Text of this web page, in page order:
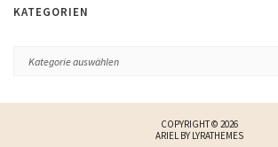
KATEGORIEN
COPYRIGHT © 2026
ARIEL BY LYRATHEMES